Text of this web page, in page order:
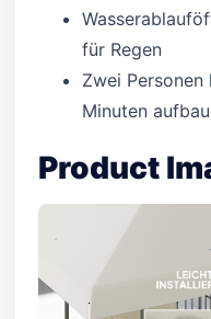
für Regen
Zwei
Minuten
Product